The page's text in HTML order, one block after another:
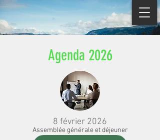
Agenda 2026
8 février 2026
Assemblée générale et déjeuner